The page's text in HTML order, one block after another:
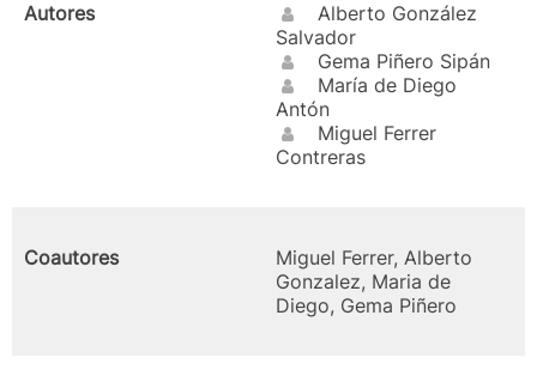
Autores
Alberto González
Salvador
Gema Piñero Sipán
María de Diego
Antón
Miguel Ferrer
Contreras
Coautores
Miguel Ferrer, Alberto
Gonzalez, Maria de
Diego, Gema Piñero